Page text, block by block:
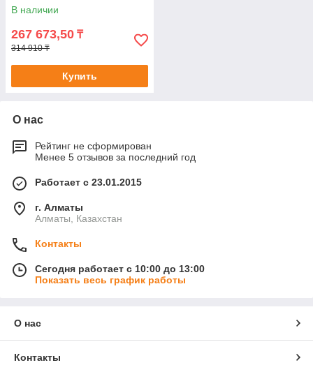
В наличии
267 673,50 ₸
314 910 ₸
Купить
О нас
Рейтинг не сформирован
Менее 5 отзывов за последний год
Работает с 23.01.2015
г. Алматы
Алматы, Казахстан
Контакты
Сегодня работает с 10:00 до 13:00
Показать весь график работы
О нас
Контакты